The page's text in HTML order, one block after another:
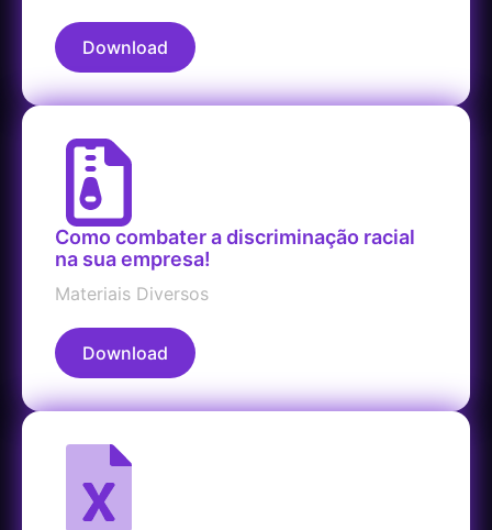
Download
Como combater a discriminação racial
na sua empresa!
Materiais Diversos
Download